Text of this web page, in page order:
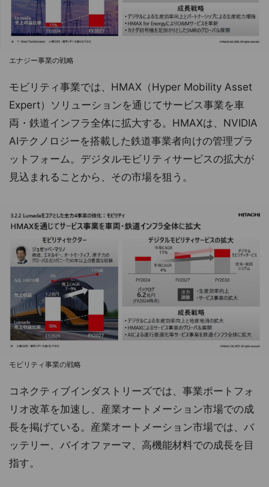
エナジー事業の戦略
モビリティ事業では、HMAX（Hyper Mobility Asset
Expert）ソリューションを通じてサービス事業を車
両・鉄道インフラ全体に拡大する。HMAXは、NVIDIA
AIテクノロジーを搭載した鉄道事業者向けの管理プラ
ットフォーム。デジタルモビリティサービスの拡大が
見込まれることから、その市場を狙う。
モビリティ事業の戦略
コネクティブインダストリーズでは、事業ポートフォ
リオ改革を加速し、産業オートメーション市場での成
長を掲げている。産業オートメーション市場では、バ
ッテリー、バイオファーマ、高機能材料での成長を目
指す。